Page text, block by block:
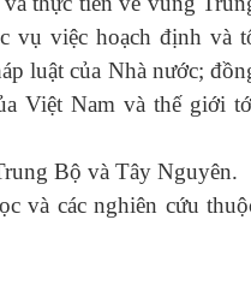
vụ việc hoạch định và
luật của Nhà nước;
Việt Nam và thế giới
Bộ và Tây Nguyên.
và các nghiên cứu